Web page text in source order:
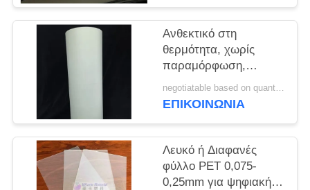
Ανθεκτικό στη
θερμότητα, χωρίς
παραμόρφωση,
ανθεκτικό στη
γήρανση από υγρή
φύλλο εκτύπωσης
offset PET M-PET-OP
negotiatable based on quantity MOQ:10000 φύλλα
ΕΠΙΚΟΙΝΩΝΙΑ
Λευκό ή Διαφανές
φύλλο PET 0,075-
0,25mm για ψηφιακή